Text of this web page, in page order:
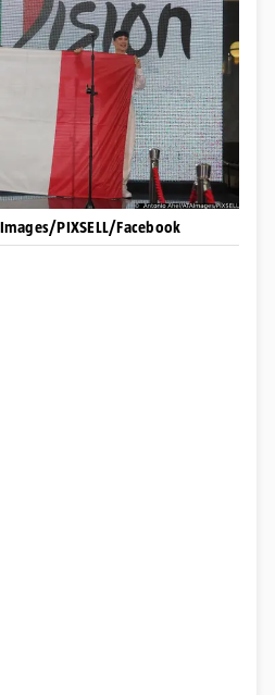
PIXSELL/Facebook